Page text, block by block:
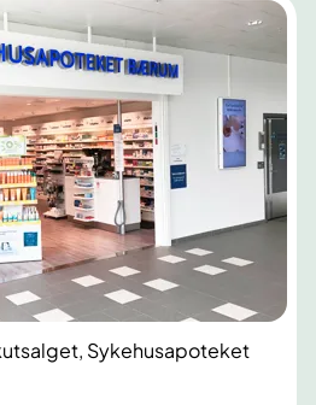
Sykehusapoteket